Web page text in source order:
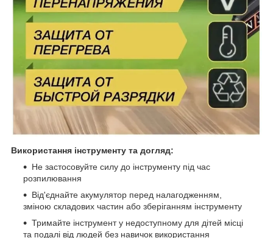
Використання інструменту та догляд:
Не застосовуйте силу до інструменту під час
розпилювання
Від'єднайте акумулятор перед налагодженням,
зміною складових частин або зберіганням інструменту
Тримайте інструмент у недоступному для дітей місці
та подалі від людей без навичок використання